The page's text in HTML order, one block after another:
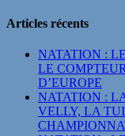
Articles récents
NATATION :
LE
D’EUROPE
NATATION :
VELLY, LA